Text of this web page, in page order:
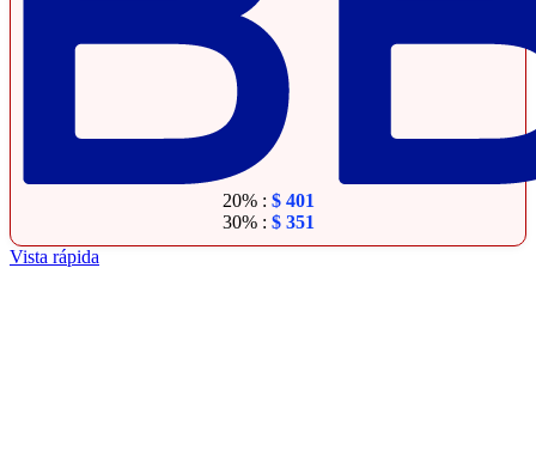
20% : $401
30% : $351
Vista rápida